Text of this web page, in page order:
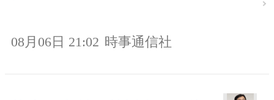
08月06日 21:02 時事通信社